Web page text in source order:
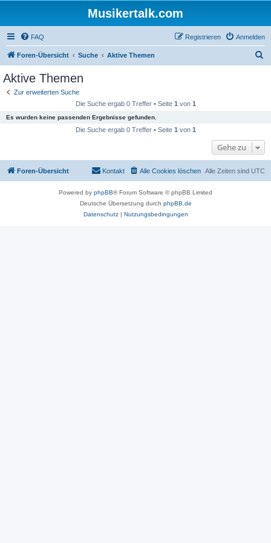
Musikertalk.com
FAQ Anmelden
Registrieren
Foren-Übersicht Suche Aktive Themen
Aktive Themen
Zur erweiterten Suche
Die Suche ergab 0 Treffer • Seite 1 von 1
Es wurden keine passenden Ergebnisse gefunden.
Die Suche ergab 0 Treffer • Seite 1 von 1
Gehe zu
Foren-Übersicht Alle Zeiten sind UTC
Alle Cookies löschen
Kontakt
Powered by phpBB® Forum Software © phpBB Limited
Deutsche Übersetzung durch phpBB.de
Datenschutz| Nutzungsbedingungen